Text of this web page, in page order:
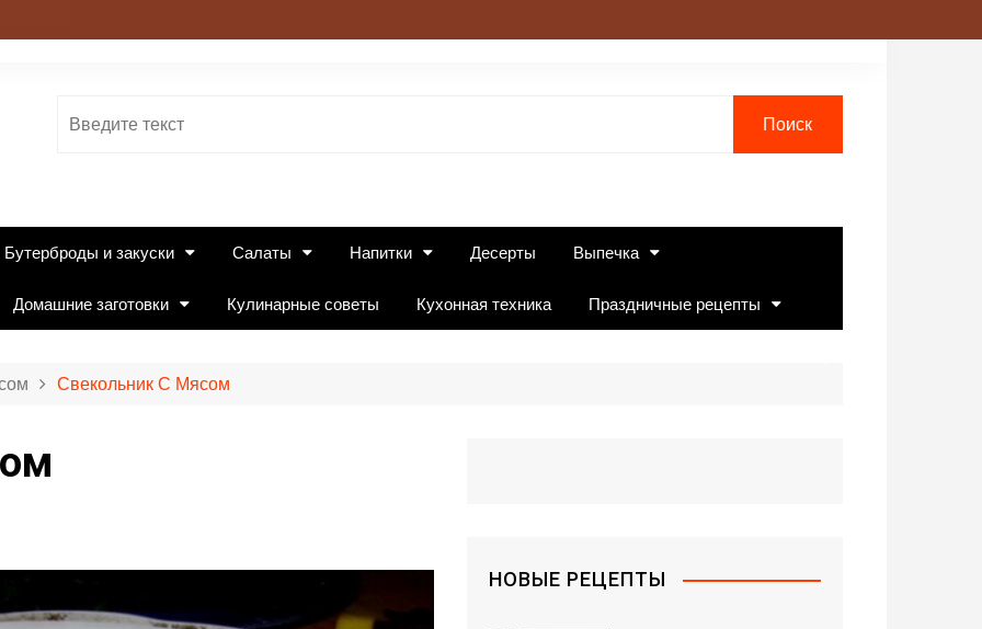
Бутерброды и закуски Салаты Напитки Десерты Выпечка
Домашние заготовки Кулинарные советы Кухонная техника Праздничные рецепты
Свекольник С Мясом
НОВЫЕ РЕЦЕПТЫ